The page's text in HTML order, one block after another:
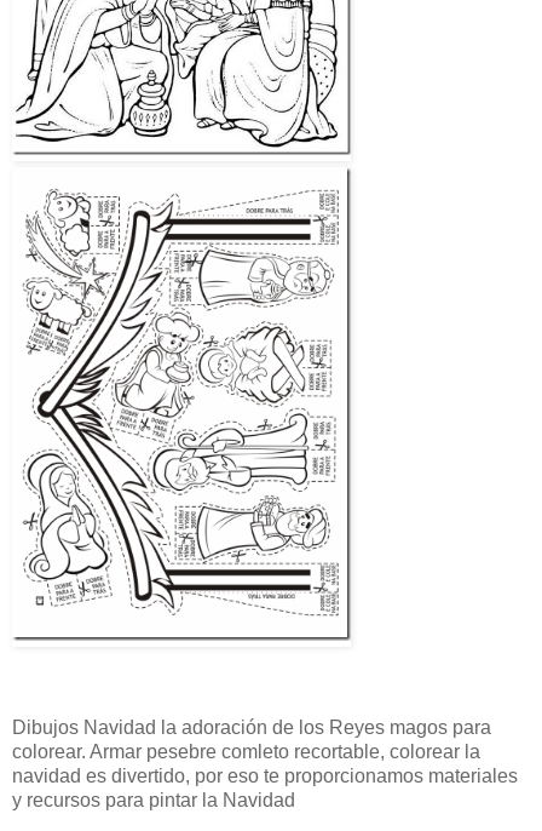
Dibujos Navidad la adoración de los Reyes magos para
colorear. Armar pesebre comleto recortable, colorear la
navidad es divertido, por eso te proporcionamos materiales
y recursos para pintar la Navidad